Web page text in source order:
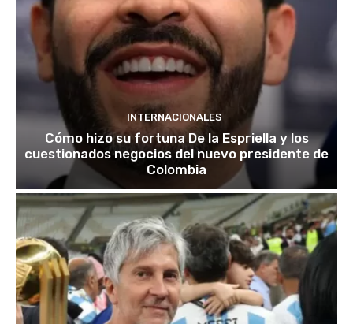
INTERNACIONALES
Cómo hizo su fortuna De la Espriella y los
cuestionados negocios del nuevo presidente de
Colombia